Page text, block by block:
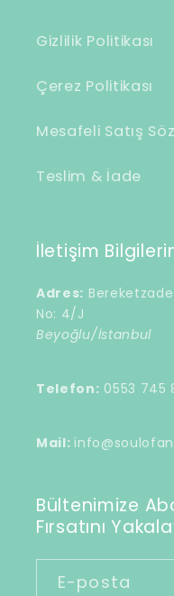
Gizlilik Politikası
Çerez Politikası
Mesafeli Satış
Teslim & İade
İletişim
Adres:
No: 4/J
Beyoğlu/İstanbul
Telefon: 0553 745
Mail:
Bültenimize
Fırsatını
E-posta